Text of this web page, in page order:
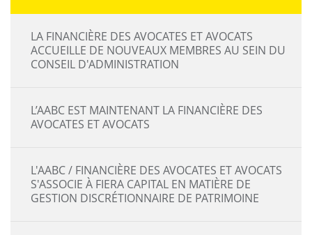
LA FINANCIÈRE DES AVOCATES ET AVOCATS
ACCUEILLE DE NOUVEAUX MEMBRES AU SEIN DU
CONSEIL D'ADMINISTRATION
L’AABC EST MAINTENANT LA FINANCIÈRE DES
AVOCATES ET AVOCATS
L'AABC / FINANCIÈRE DES AVOCATES ET AVOCATS
S'ASSOCIE À FIERA CAPITAL EN MATIÈRE DE
GESTION DISCRÉTIONNAIRE DE PATRIMOINE